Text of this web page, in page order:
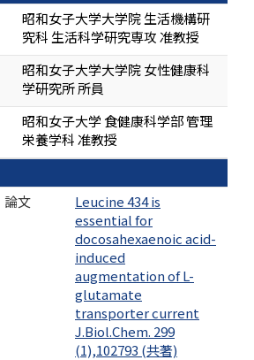
昭和女子大学大学院 生活機構研
究科 生活科学研究専攻 准教授
昭和女子大学大学院 女性健康科
学研究所 所員
昭和女子大学 食健康科学部 管理
栄養学科 准教授
論文
Leucine 434 is
essential for
docosahexaenoic acid-
induced
augmentation of L-
glutamate
transporter current
J.Biol.Chem. 299
(1),102793 (共著)